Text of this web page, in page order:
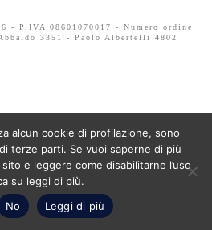
- P.IVA 08601070017 - Numero ordine
3351 - Paolo Albertelli 4802
alcun cookie di profilazione, sono
terze parti. Se vuoi saperne di più
e leggere come disabilitarne l’uso
su leggi di più.
No Leggi di più